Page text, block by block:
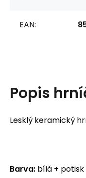
EAN:
Popis
Lesklý keramický
Barva: bílá + potisk